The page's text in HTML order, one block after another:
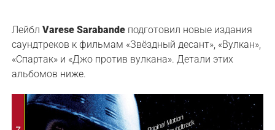
ЛейблVarese Sarabande подготовил новые издания
саундтреков к фильмам «Звёздный десант», «Вулкан»,
«Спартак» и «Джо против вулкана». Детали этих
альбомов ниже.